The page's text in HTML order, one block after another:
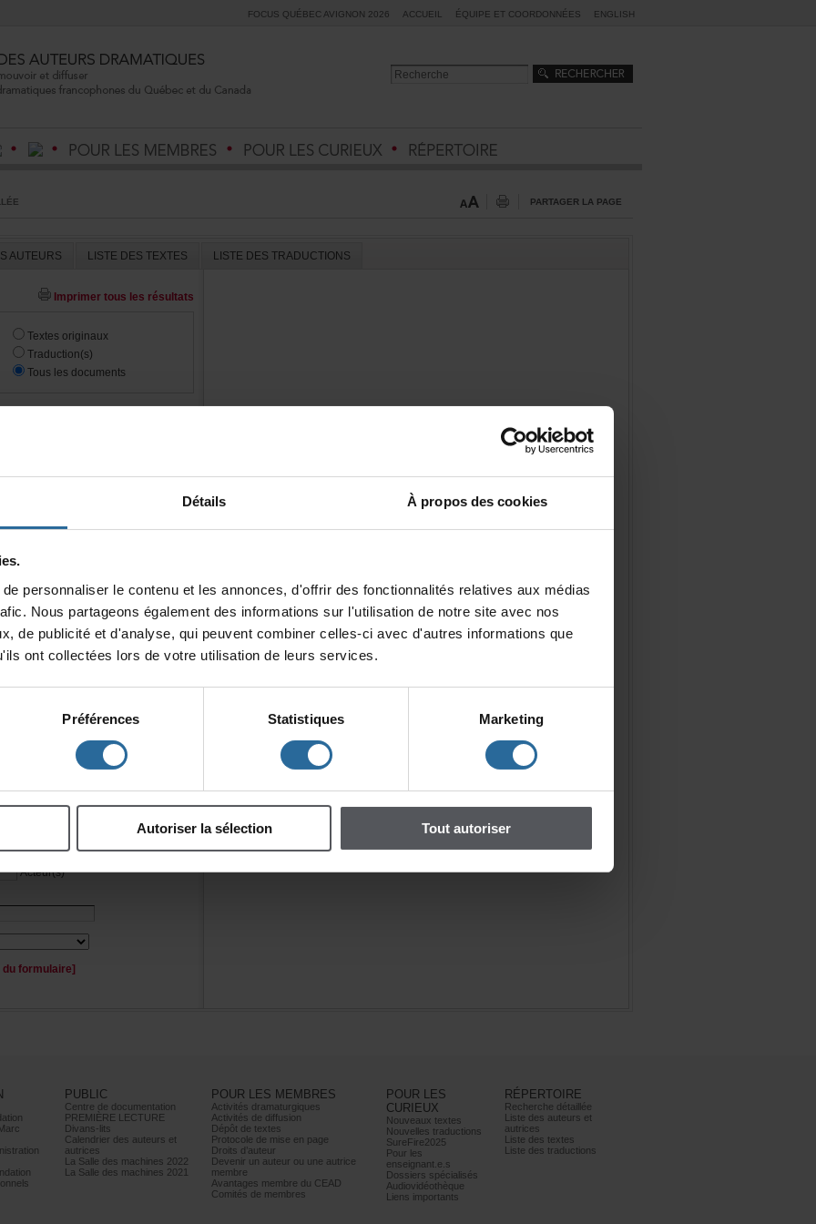
Détails Àproposdescookies
ciavecd'autresinformationsque
Préférences Statistiques Marketing
Autoriserlasélection Toutautoriser
FOCUSQUÉBECAVIGNON2026 ACCUEIL ÉQUIPEETCOORDONNÉES ENGLISH
PARTAGERLAPAGE
LISTEDESTEXTES LISTEDESTRADUCTIONS
Imprimertouslesrésultats
Textesoriginaux
Traduction(s)
Touslesdocuments
Enfants
Personnage(s)
Acteur(s)
PUBLIC
Centrededocumentation
PREMIÈRELECTURE
Divans-lits
Calendrierdesauteurset
autrices
LaSalledesmachines2022
LaSalledesmachines2021
POURLESMEMBRES
Activitésdramaturgiques
Activitésdediffusion
Dépôtdetextes
Protocoledemiseenpage
Droitsd’auteur
Devenirunauteurouuneautrice
membre
AvantagesmembreduCEAD
Comitésdemembres
POURLES
CURIEUX
Nouveauxtextes
Nouvellestraductions
SureFire2025
Pourles
enseignant.e.s
Dossiersspécialisés
Audiovidéothèque
Liensimportants
RÉPERTOIRE
Recherchedétaillée
Listedesauteurset
autrices
Listedestextes
Listedestraductions